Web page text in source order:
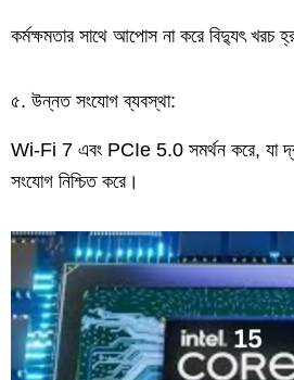
কর্মক্ষমতার সাথে আপোস না করে বিদ্যুৎ খরচ
৫. উন্নত সংযোগ ব্যবস্থা:
Wi-Fi 7 এবং PCIe 5.0 সমর্থন করে, যা
সংযোগ নিশ্চিত করে।